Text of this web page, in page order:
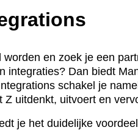
en zoek je een
integraties? Dan biedt
schakel je
Z uitdenkt, uitvoert en
je het duidelijke